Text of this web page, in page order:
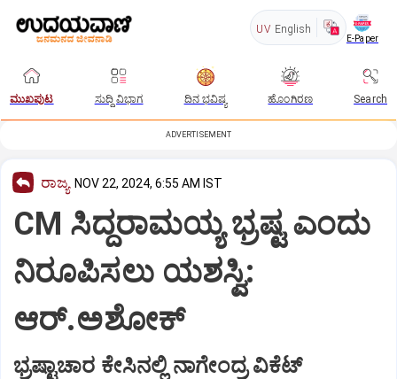
UV English
E-Paper
ಮುಖಪುಟ ಸುದ್ದಿ ವಿಭಾಗ ದಿನ ಭವಿಷ್ಯ ಹೊಂಗಿರಣ Search
ADVERTISEMENT
ರಾಜ್ಯ NOV 22, 2024, 6:55 AM IST
CM ಸಿದ್ದರಾಮಯ್ಯ ಭ್ರಷ್ಟ ಎಂದು
ನಿರೂಪಿಸಲು ಯಶಸ್ವಿ:
ಆರ್‌.ಅಶೋಕ್‌
ಭ್ರಷ್ಟಾಚಾರ ಕೇಸಿನಲ್ಲಿ ನಾಗೇಂದ್ರ ವಿಕೆಟ್‌